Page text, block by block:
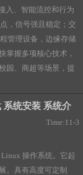
入、智能流控和行为
，信号强且稳定；交
管理设备，边缘存储
掌握多项核心技术，
园、商超等场景，提
系统安装 系统介
Time:11-3
操作系统。它起
。具有高度可定制